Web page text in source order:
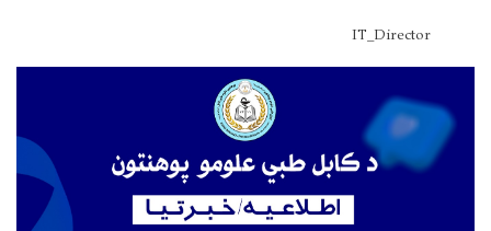
IT_Director